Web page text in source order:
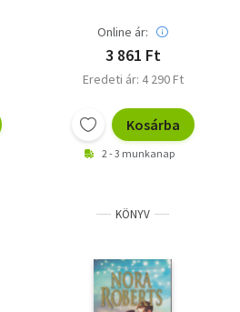
Online ár:
3 861 Ft
Eredeti ár: 4 290 Ft
Kosárba
2 - 3 munkanap
KÖNYV